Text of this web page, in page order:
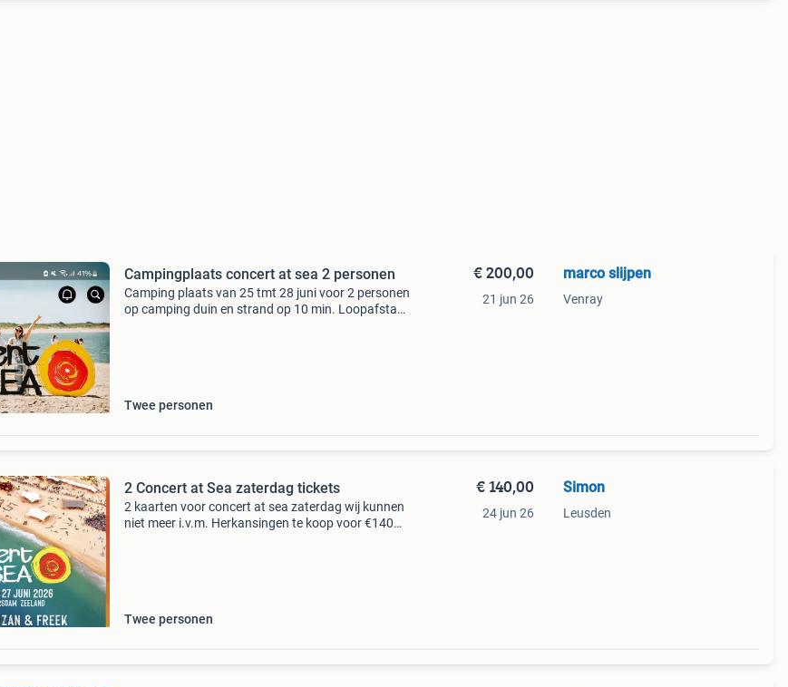
Campingplaats concert at sea 2 personen
Camping plaats van 25 tmt 28 juni voor 2 personen
op camping duin en strand op 10 min. Loopafstand
Twee personen
€ 200,00
21 jun 26
marco slijpen
Venray
2 Concert at Sea zaterdag tickets
2 kaarten voor concert at sea zaterdag wij kunnen
niet meer i.v.m. Herkansingen te koop voor €140
Twee personen
€ 140,00
24 jun 26
Simon
Leusden